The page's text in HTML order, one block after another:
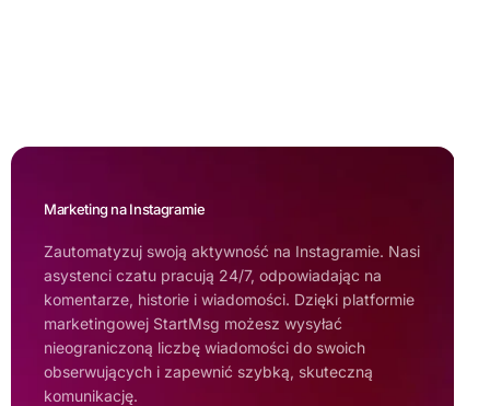
Marketing na Instagramie
Zautomatyzuj swoją aktywność na Instagramie. Nasi
asystenci czatu pracują 24/7, odpowiadając na
komentarze, historie i wiadomości. Dzięki platformie
marketingowej StartMsg możesz wysyłać
nieograniczoną liczbę wiadomości do swoich
obserwujących i zapewnić szybką, skuteczną
komunikację.